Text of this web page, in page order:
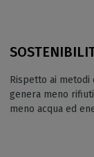
Rispetto ai metodi
genera meno
meno acqua ed